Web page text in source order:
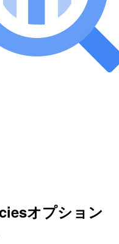
オプション